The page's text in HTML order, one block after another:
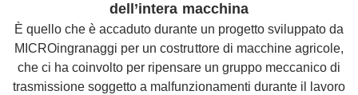
dell’intera macchina
È quello che è accaduto durante un progetto sviluppato da
MICROingranaggi per un costruttore di macchine agricole,
che ci ha coinvolto per ripensare un gruppo meccanico di
trasmissione soggetto a malfunzionamenti durante il lavoro